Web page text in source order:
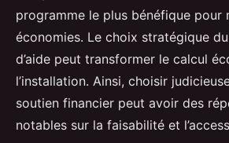
programme le plus bénéfique pour
économies. Le choix stratégique
d’aide peut transformer le calcul
l’installation. Ainsi, choisir
soutien financier peut avoir des
notables sur la faisabilité et